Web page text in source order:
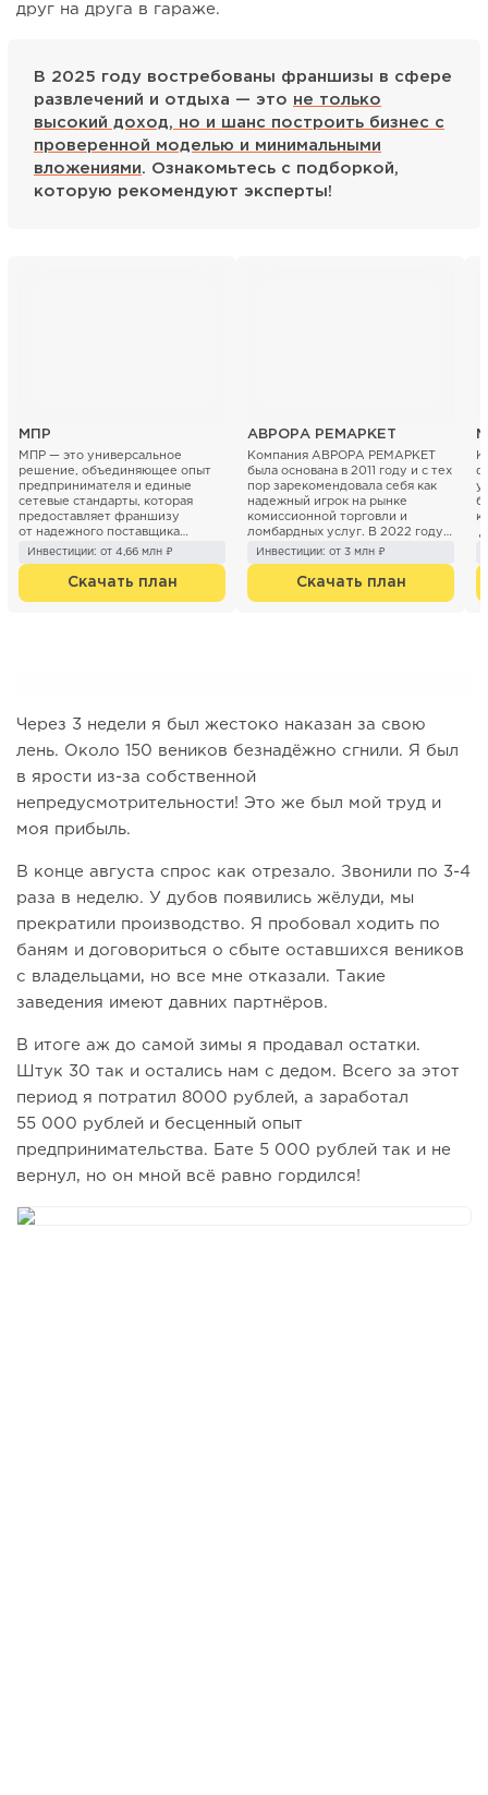
друг на друга в гараже.
В 2025 году востребованы франшизы в сфере
развлечений и отдыха — это не только
высокий доход, но и шанс построить бизнес с
проверенной моделью и минимальными
вложениями. Ознакомьтесь с подборкой,
которую рекомендуют эксперты!
МПР
МПР — это универсальное
решение, объединяющее опыт
предпринимателя и единые
сетевые стандарты, которая
предоставляет франшизу
от надежного поставщика
товаров в категории non-...
Инвестиции: от 4,66 млн ₽
Скачать план
АВРОРА РЕМАРКЕТ
Компания АВРОРА РЕМАРКЕТ
была основана в 2011 году и с тех
пор зарекомендовала себя как
надежный игрок на рынке
комиссионной торговли и
ломбардных услуг. В 2022 году
был запущен франчайзинговый
проект...
Инвестиции: от 3 млн ₽
Скачать план
Через 3 недели я был жестоко наказан за свою
лень. Около 150 веников безнадёжно сгнили. Я был
в ярости из-за собственной
непредусмотрительности! Это же был мой труд и
моя прибыль.
В конце августа спрос как отрезало. Звонили по 3-4
раза в неделю. У дубов появились жёлуди, мы
прекратили производство. Я пробовал ходить по
баням и договориться о сбыте оставшихся веников
с владельцами, но все мне отказали. Такие
заведения имеют давних партнёров.
В итоге аж до самой зимы я продавал остатки.
Штук 30 так и остались нам с дедом. Всего за этот
период я потратил 8000 рублей, а заработал
55 000 рублей и бесценный опыт
предпринимательства. Бате 5 000 рублей так и не
вернул, но он мной всё равно гордился!